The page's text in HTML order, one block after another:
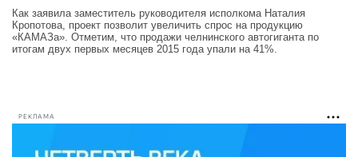
Как заявила заместитель руководителя исполкома Наталия
Кропотова, проект позволит увеличить спрос на продукцию
«КАМАЗа». Отметим, что продажи челнинского автогиганта по
итогам двух первых месяцев 2015 года упали на 41%.
РЕКЛАМА